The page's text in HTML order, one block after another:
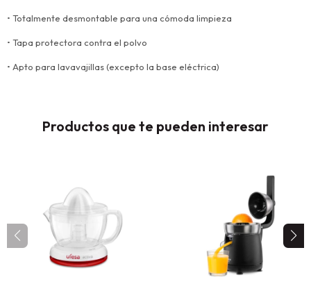
• Totalmente desmontable para una cómoda limpieza
• Tapa protectora contra el polvo
• Apto para lavavajillas (excepto la base eléctrica)
Productos que te pueden interesar